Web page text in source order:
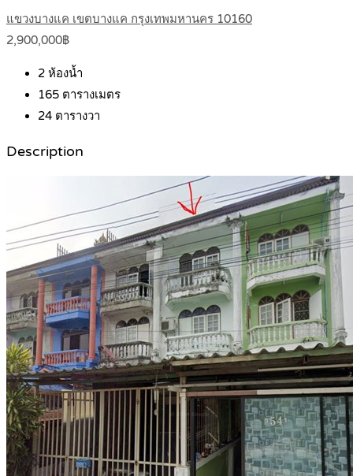
แขวงบางแค เขตบางแค กรุงเทพมหานคร 10160
2,900,000฿
2 ห้องน้ำ
165 ตารางเมตร
24 ตารางวา
Description